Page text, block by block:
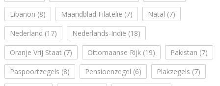
Libanon (8) Maandblad Filatelie (7) Natal (7)
Nederland (17) Nederlands-Indië (18)
Oranje Vrij Staat (7) Ottomaanse Rijk(19) Pakistan (7)
Paspoortzegels (8) Pensioenzegel (6) Plakzegels (7)